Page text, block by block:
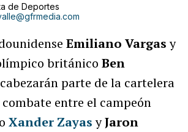
de Deportes
Emiliano Vargasy
británico Ben
parte de la cartelera
entre el campeón
Xander ZayasyJaron